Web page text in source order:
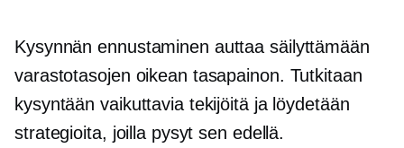
Kysynnän ennustaminen auttaa säilyttämään
varastotasojen oikean tasapainon. Tutkitaan
kysyntään vaikuttavia tekijöitä ja löydetään
strategioita, joilla pysyt sen edellä.